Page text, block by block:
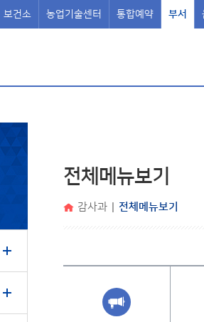
보건소 농업기술센터 통합예약 부서
전체메뉴보기
감사과 전체메뉴보기